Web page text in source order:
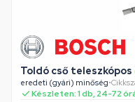
Toldó cső
eredeti (gyári) minőség•
Készleten: 1 db, 24-72